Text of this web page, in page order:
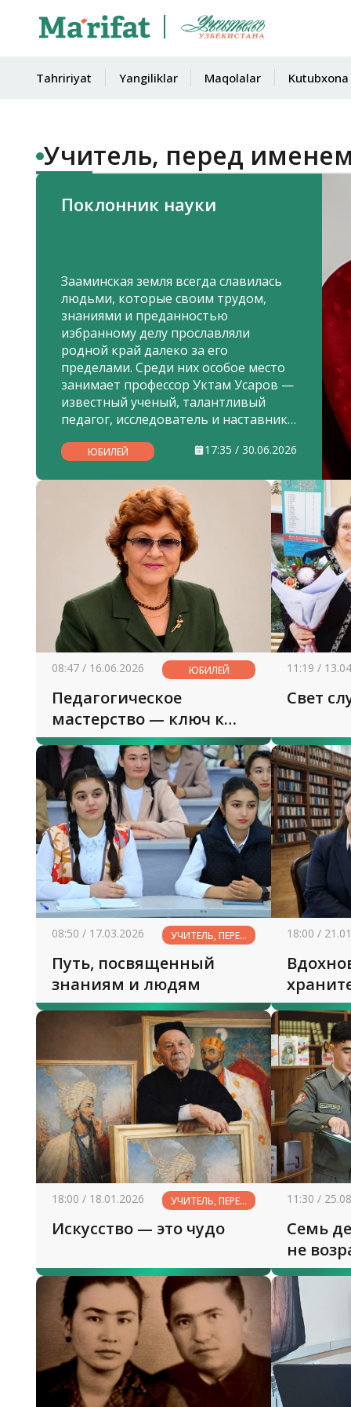
Tahririyat Yangiliklar Maqolalar Kutubxona
Учитель, перед
Поклонник науки
Зааминская земля всегда славилась
людьми, которые своим трудом,
знаниями и преданностью
избранному делу прославляли
родной край далеко за его
пределами. Среди них особое место
занимает профессор Уктам Усаров —
известный ученый, талантливый
педагог, исследователь и наставник,
науке и воспитанию молодого
ЮБИЛЕЙ 17:35 / 30.06.2026
08:47 / 16.06.2026 ЮБИЛЕЙ
Педагогическое
мастерство — ключ к
сердцу и разуму
11:19 /
Свет
08:50 / 17.03.2026
УЧИТЕЛЬ, ПЕРЕД
ИМЕНЕМ
ТВОИМ...
Путь, посвященный
знаниям и людям
18:00 /
18:00 / 18.01.2026
УЧИТЕЛЬ, ПЕРЕД
ИМЕНЕМ
ТВОИМ...
Искусство — это чудо
11:30 /
Семь
не